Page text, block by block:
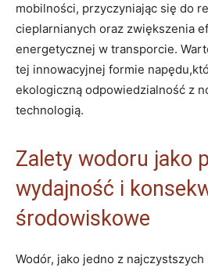
mobilności, przyczyniając się do⁤
cieplarnianych oraz‍ zwiększenia
energetycznej ⁢w ‌transporcie.
tej innowacyjnej formie
ekologiczną odpowiedzialność z⁤
technologią.
Zalety wodoru jako
wydajność i
środowiskowe
Wodór, jako jedno z najczystszych